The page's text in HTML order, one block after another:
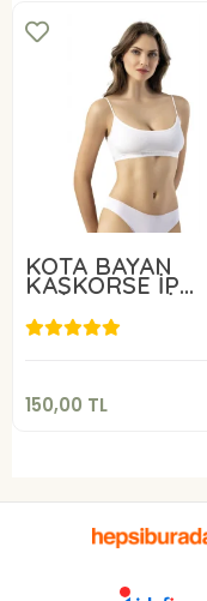
KOTA BAYAN
KAŞKORSE İP
ASKILI PEDLİ
BÜSTİYER
150,00 TL
150,00 TL